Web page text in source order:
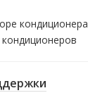
кондиционера